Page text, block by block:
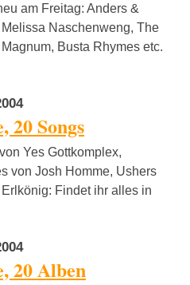
am Freitag: Anders &
Naschenweng, The
Busta Rhymes etc.
20 Songs
Yes Gottkomplex,
von Josh Homme, Ushers
Findet ihr alles in
20 Alben